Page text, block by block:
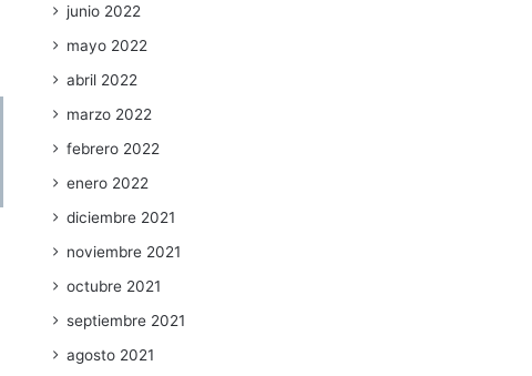
junio 2022
mayo 2022
abril 2022
marzo 2022
febrero 2022
enero 2022
diciembre 2021
noviembre 2021
octubre 2021
septiembre 2021
agosto 2021